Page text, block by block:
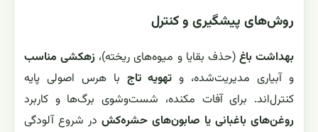
روش‌های پیشگیری و کنترل
بهداشت باغ (حذف بقایا و میوه‌های ریخته)، زهکشی مناسب
و آبیاری مدیریت‌شده، و تهویه تاج با هرس اصولی پایه
کنترل‌اند. برای آفات مکنده، شست‌وشوی برگ‌ها و کاربرد
روغن‌های باغبانی یا صابون‌های حشره‌کشدر شروع آلودگی